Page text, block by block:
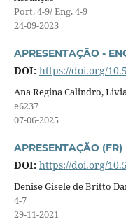
Port. 4-9/ Eng. 4-9
24-09-2023
APRESENTAÇÃO -
DOI: https://doi.org/
Ana Regina Calindro,
e6237
07-06-2025
APRESENTAÇÃO (FR)
DOI: https://doi.org/
Denise Gisele de Britto
4-7
29-11-2021